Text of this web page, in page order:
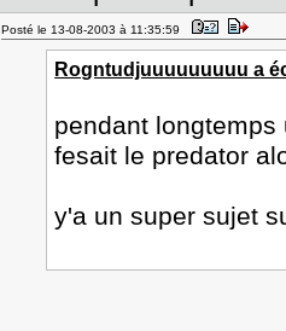
Posté le 13-08-2003 à 11:35:59
Rogntudjuuuuuuuuu a
pendant
fesait le predator
y'a un super sujet